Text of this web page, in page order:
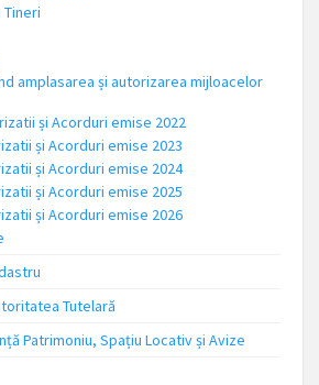
Tineri
amplasarea și autorizarea mijloacelor
și Acorduri emise 2022
și Acorduri emise 2023
și Acorduri emise 2024
și Acorduri emise 2025
și Acorduri emise 2026
Tutelară
Patrimoniu, Spațiu Locativ și Avize